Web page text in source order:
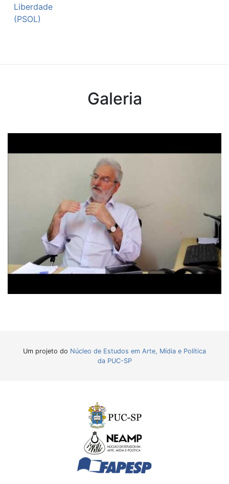
Liberdade
(PSOL)
Galeria
Um projeto do Núcleo de Estudos em Arte, Mídia e Política
da PUC-SP